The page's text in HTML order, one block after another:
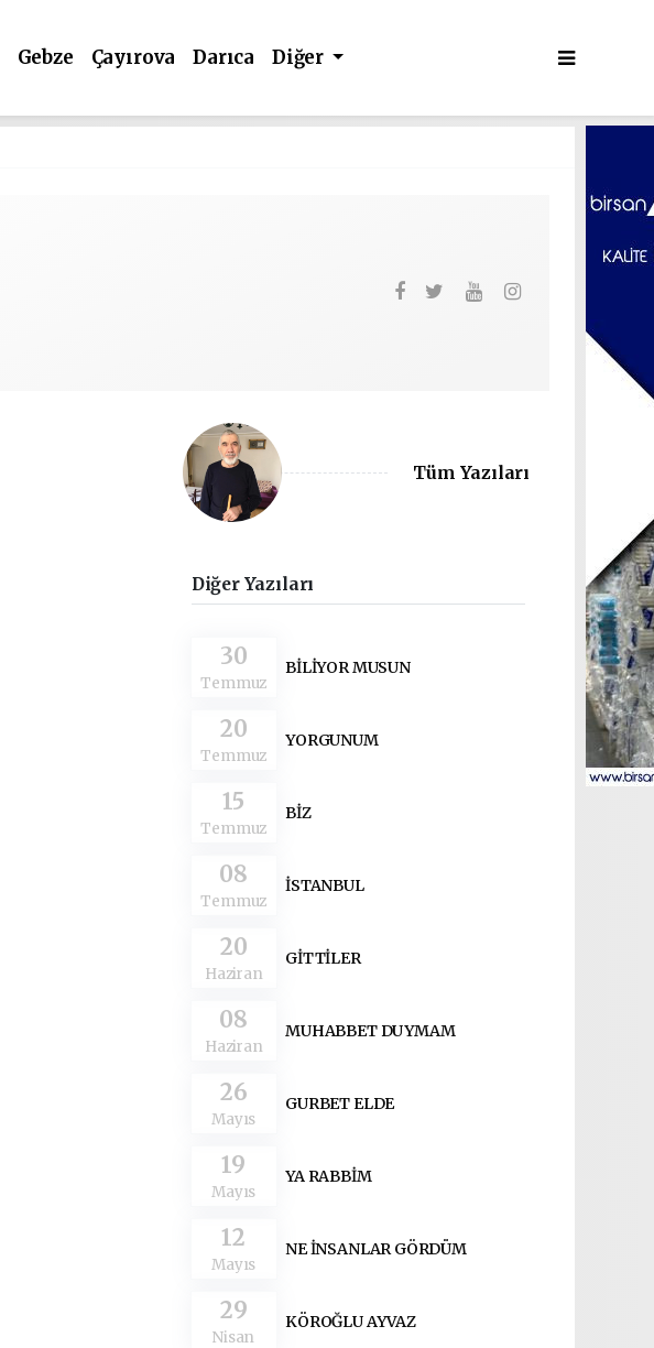
Gebze Çayırova Darıca Diğer
Tüm Yazıları
Diğer Yazıları
30
Temmuz
BİLİYOR MUSUN
20
Temmuz
YORGUNUM
15
Temmuz
BİZ
08
Temmuz
İSTANBUL
20
Haziran
GİTTİLER
08
Haziran
MUHABBET DUYMAM
26
Mayıs
GURBET ELDE
19
Mayıs
YA RABBİM
12
Mayıs
NE İNSANLAR GÖRDÜM
29
Nisan
KÖROĞLU AYVAZ